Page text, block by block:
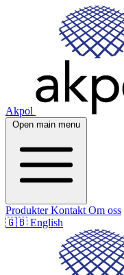
Akpol
Open main menu
ProdukterKontakt Om oss
🇬🇧 English